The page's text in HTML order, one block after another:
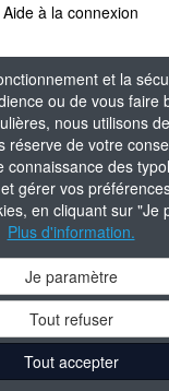
et la
ou de vous faire
nous utilisons
réserve de votre
connaissance des
gérer vos
en cliquant sur "Je
Plus d'information.
Je paramètre
Tout refuser
Tout accepter
Aide à la connexion